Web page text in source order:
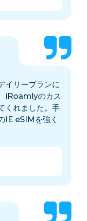
イリープランに
iRoamlyのカス
くれました。手
IE eSIMを強く